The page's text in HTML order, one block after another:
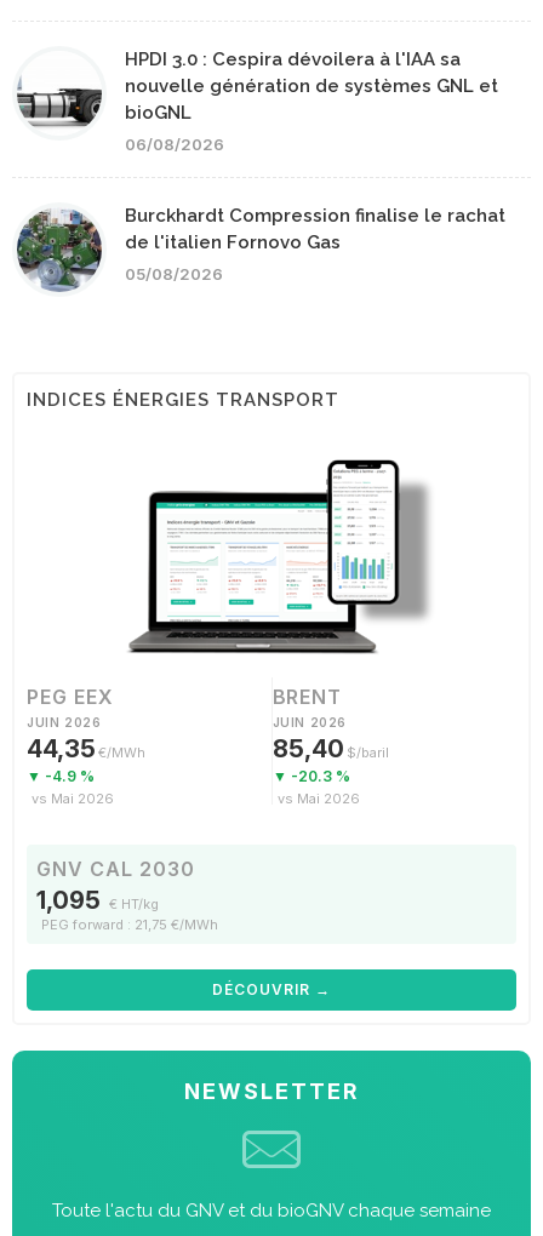
HPDI 3.0 : Cespira dévoilera à l'IAA sa
nouvelle génération de systèmes GNL et
bioGNL
06/08/2026
Burckhardt Compression finalise le rachat
de l'italien Fornovo Gas
05/08/2026
INDICES ÉNERGIES TRANSPORT
PEG EEX
JUIN 2026
44,35 €/MWh
▼ -4.9 %
vs Mai 2026
BRENT
JUIN 2026
85,40 $/baril
▼ -20.3 %
vs Mai 2026
GNV CAL 2030
1,095 € HT/kg
PEG forward : 21,75 €/MWh
DÉCOUVRIR →
NEWSLETTER
Toute l'actu du GNV et du bioGNV chaque semaine